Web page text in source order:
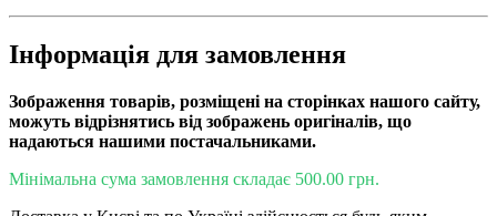
Інформація для замовлення
Зображення товарів, розміщені на сторінках нашого сайту,
можуть відрізнятись від зображень оригіналів, що
надаються нашими постачальниками.
Мінімальна сума замовлення складає 500.00 грн.